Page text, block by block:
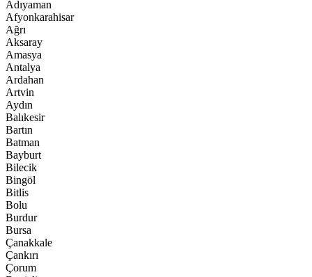
Adıyaman
Afyonkarahisar
Ağrı
Aksaray
Amasya
Antalya
Ardahan
Artvin
Aydın
Balıkesir
Bartın
Batman
Bayburt
Bilecik
Bingöl
Bitlis
Bolu
Burdur
Bursa
Çanakkale
Çankırı
Çorum